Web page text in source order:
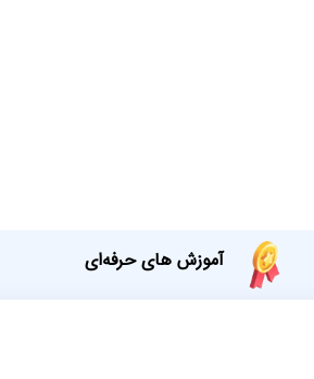
آموزش های حرفه‌ای